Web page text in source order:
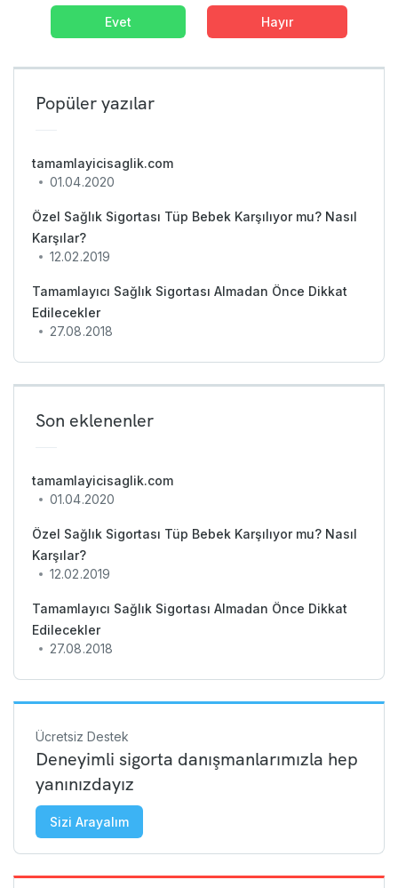
Evet Hayır
Popüler yazılar
tamamlayicisaglik.com
01.04.2020
Özel Sağlık Sigortası Tüp Bebek Karşılıyor mu? Nasıl
Karşılar?
12.02.2019
Tamamlayıcı Sağlık Sigortası Almadan Önce Dikkat
Edilecekler
27.08.2018
Son eklenenler
tamamlayicisaglik.com
01.04.2020
Özel Sağlık Sigortası Tüp Bebek Karşılıyor mu? Nasıl
Karşılar?
12.02.2019
Tamamlayıcı Sağlık Sigortası Almadan Önce Dikkat
Edilecekler
27.08.2018
Ücretsiz Destek
Deneyimli sigorta danışmanlarımızla hep
yanınızdayız
Sizi Arayalım